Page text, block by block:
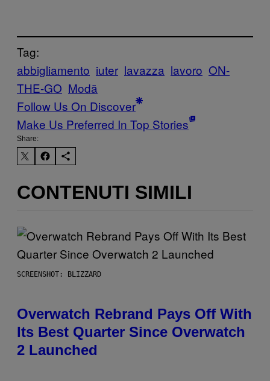
Tag:
abbigliamento iuter lavazza lavoro ON-
THE-GO Μodă
Follow Us On Discover
Make Us Preferred In Top Stories
Share:
CONTENUTI SIMILI
SCREENSHOT: BLIZZARD
Overwatch Rebrand Pays Off With
Its Best Quarter Since Overwatch
2 Launched